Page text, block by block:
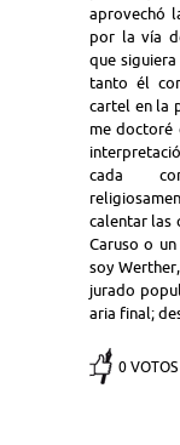
aprovechó
por la vía
que
tanto él
cartel en la
me doctoré
cada
calentar las
Caruso o
soy
jurado
aria final;
0 VOTOS